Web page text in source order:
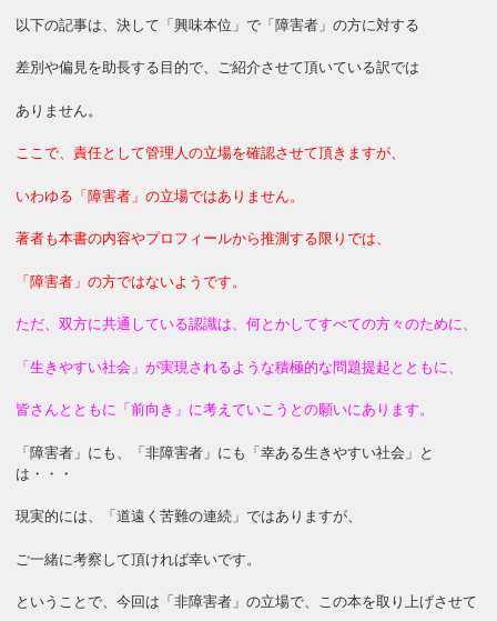
以下の記事は、決して「興味本位」で「障害者」の方に対する
差別や偏見を助長する目的で、ご紹介させて頂いている訳では
ありません。
ここで、責任として管理人の立場を確認させて頂きますが、
いわゆる「障害者」の立場ではありません。
著者も本書の内容やプロフィールから推測する限りでは、
「障害者」の方ではないようです。
ただ、双方に共通している認識は、何とかしてすべての方々のために、
「生きやすい社会」が実現されるような積極的な問題提起とともに、
皆さんとともに「前向き」に考えていこうとの願いにあります。
「障害者」にも、「非障害者」にも「幸ある生きやすい社会」と
は・・・
現実的には、「道遠く苦難の連続」ではありますが、
ご一緒に考察して頂ければ幸いです。
ということで、今回は「非障害者」の立場で、この本を取り上げさせて